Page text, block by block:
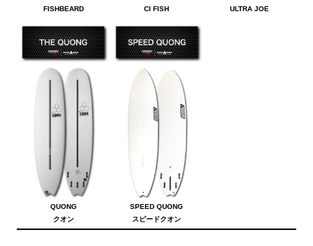
FISHBEARD CI FISH ULTRA JOE
QUONG
クオン
SPEED QUONG
スピードクオン